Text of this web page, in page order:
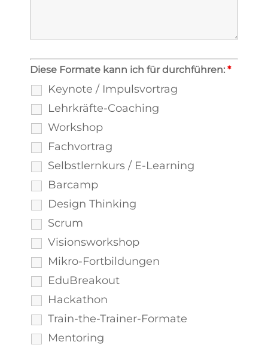
Diese Formate kann ich für durchführen: *
Keynote / Impulsvortrag
Lehrkräfte-Coaching
Workshop
Fachvortrag
Selbstlernkurs / E-Learning
Barcamp
Design Thinking
Scrum
Visionsworkshop
Mikro-Fortbildungen
EduBreakout
Hackathon
Train-the-Trainer-Formate
Mentoring